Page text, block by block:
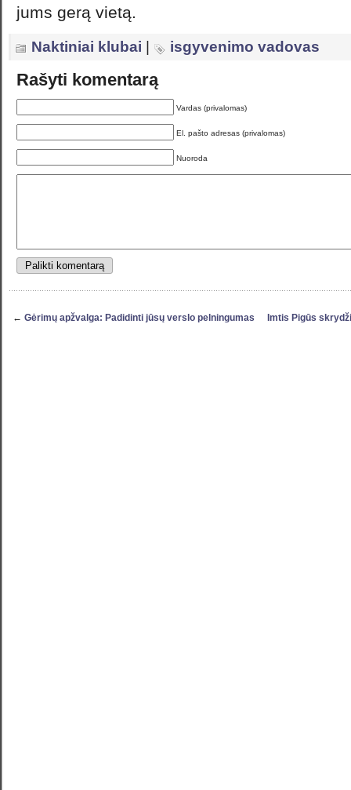
jums gerą vietą.
Naktiniai klubai isgyvenimo vadovas
Rašyti komentarą
Vardas (privalomas)
El. pašto adresas (privalomas)
Nuoroda
← Gėrimų apžvalga: Padidinti jūsų verslo pelningumas Imtis Pigūs